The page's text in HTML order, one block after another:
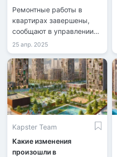
Ремонтные работы в
квартирах завершены,
сообщают в управлении
спорта города.
25 апр. 2025
Kapster Team
Какие изменения
произошли в